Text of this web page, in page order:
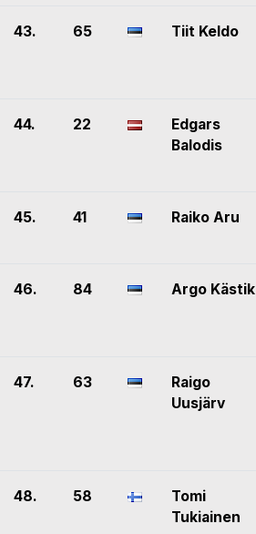
43. 65 Tiit Keldo
44. 22
Edgars
Balodis
45. 41 Raiko Aru
46. 84 Argo Kästik
47. 63
Raigo
Uusjärv
48. 58
Tomi
Tukiainen